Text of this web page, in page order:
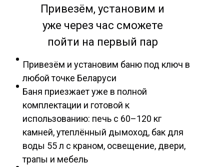
Привезём, установим и
уже через час сможете
пойти на первый пар
Привезём и установим баню под ключ в
любой точке Беларуси
Баня приезжает уже в полной
комплектации и готовой к
использованию: печь с 60–120 кг
камней, утеплённый дымоход, бак для
воды 55 л с краном, освещение, двери,
трапы и мебель